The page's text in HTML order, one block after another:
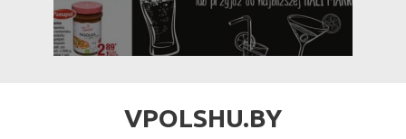
VPOLSHU.BY